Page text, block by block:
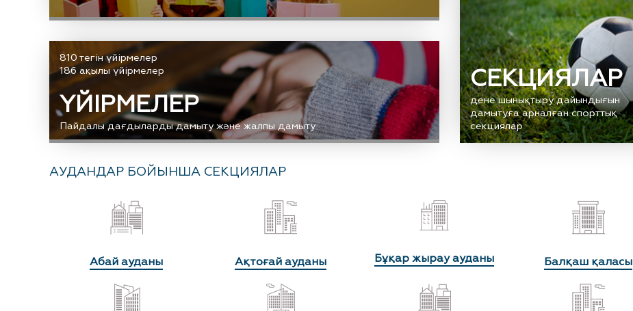
СЕКЦИЯЛАР
дене шынықтыру дайындығын
дамытуға арналған спорттық
секциялар
810 тегін үйірмелер
186 ақылы үйірмелер
ҮЙІРМЕЛЕР
Пайдалы дағдыларды дамыту және жалпы дамыту
АУДАНДАР БОЙЫНША СЕКЦИЯЛАР
Абай ауданы Ақтоғай ауданы Бұқар жырау ауданы Балқаш қаласы